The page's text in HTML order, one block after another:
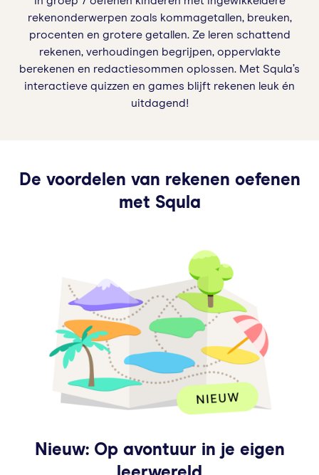
rekenonderwerpen zoals kommagetallen, breuken,
procenten en grotere getallen. Ze leren schattend
rekenen, verhoudingen begrijpen, oppervlakte
berekenen en redactiesommen oplossen. Met Squla’s
interactieve quizzen en games blijft rekenen leuk én
uitdagend!
De voordelen van rekenen oefenen
met Squla
Nieuw: Op avontuur in je eigen